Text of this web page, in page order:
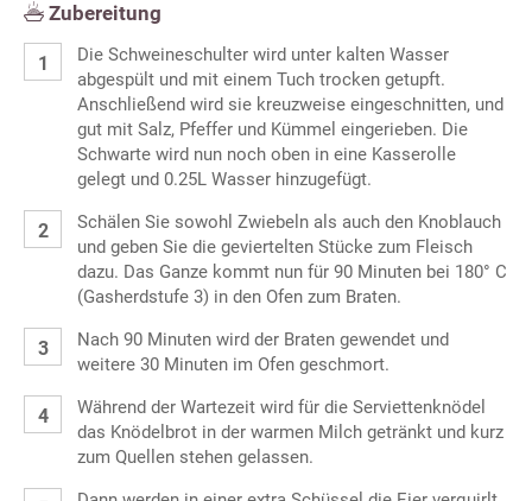
Zubereitung
Die Schweineschulter wird unter kalten Wasser
abgespült und mit einem Tuch trocken getupft.
Anschließend wird sie kreuzweise eingeschnitten, und
gut mit Salz, Pfeffer und Kümmel eingerieben. Die
Schwarte wird nun noch oben in eine Kasserolle
gelegt und 0.25L Wasser hinzugefügt.
Schälen Sie sowohl Zwiebeln als auch den Knoblauch
und geben Sie die geviertelten Stücke zum Fleisch
dazu. Das Ganze kommt nun für 90 Minuten bei 180° C
(Gasherdstufe 3) in den Ofen zum Braten.
Nach 90 Minuten wird der Braten gewendet und
weitere 30 Minuten im Ofen geschmort.
Während der Wartezeit wird für die Serviettenknödel
das Knödelbrot in der warmen Milch getränkt und kurz
zum Quellen stehen gelassen.